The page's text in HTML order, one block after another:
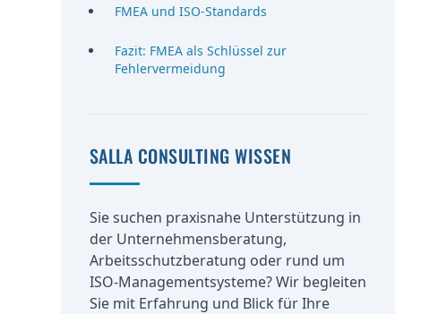
FMEA und ISO-Standards
Fazit: FMEA als Schlüssel zur
Fehlervermeidung
SALLA CONSULTING WISSEN
Sie suchen praxisnahe Unterstützung in
der Unternehmensberatung,
Arbeitsschutzberatung oder rund um
ISO-Managementsysteme? Wir begleiten
Sie mit Erfahrung und Blick für Ihre